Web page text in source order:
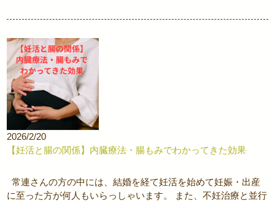
2026/2/20
【妊活と腸の関係】内臓療法・腸もみでわかってきた効果
常連さんの方の中には、結婚を経て妊活を始めて妊娠・出産
に至った方が何人もいらっしゃいます。 また、不妊治療と並行